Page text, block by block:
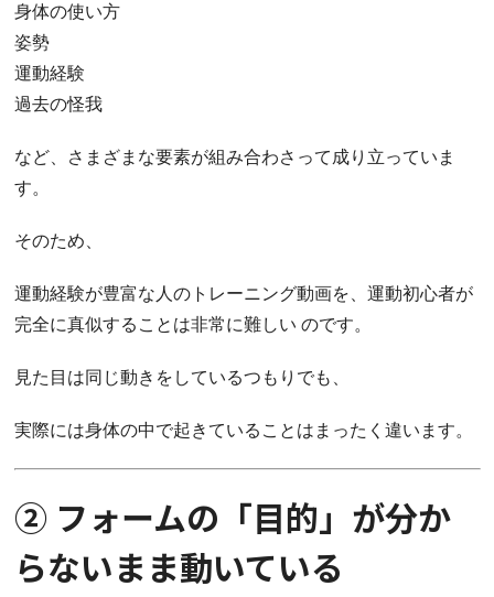
身体の使い方
姿勢
運動経験
過去の怪我
など、さまざまな要素が組み合わさって成り立っていま
す。
そのため、
運動経験が豊富な人のトレーニング動画を、運動初心者が
完全に真似することは非常に難しい のです。
見た目は同じ動きをしているつもりでも、
実際には身体の中で起きていることはまったく違います。
② フォームの「目的」が分か
らないまま動いている